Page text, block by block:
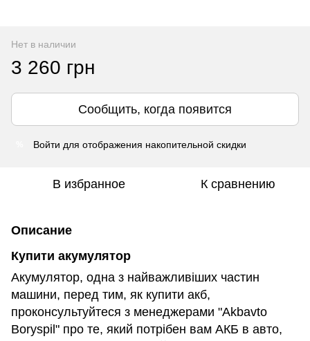
Нет в наличии
3 260 грн
Сообщить, когда появится
Войти для отображения накопительной скидки
В избранное К сравнению
Описание
Купити акумулятор
Акумулятор, одна з найважливіших частин
машини, перед тим, як купити акб,
проконсультуйтеся з менеджерами "Akbavto
Boryspil" про те, який потрібен вам АКБ в авто,